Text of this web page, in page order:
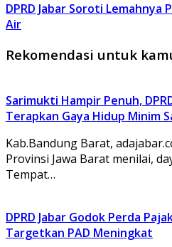
DPRD Jabar Soroti Lemahnya
Air
Rekomendasi untuk
Sarimukti Hampir Penuh,
Terapkan Gaya Hidup Minim
Kab.Bandung Barat,
Provinsi Jawa Barat menilai,
Tempat…
DPRD Jabar Godok Perda
Targetkan PAD Meningkat